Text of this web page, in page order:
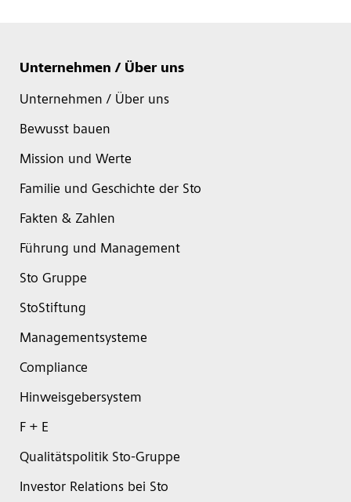
Unternehmen / Über uns
Unternehmen / Über uns
Bewusst bauen
Mission und Werte
Familie und Geschichte der Sto
Fakten & Zahlen
Führung und Management
Sto Gruppe
StoStiftung
Managementsysteme
Compliance
Hinweisgebersystem
F + E
Qualitätspolitik Sto-Gruppe
Investor Relations bei Sto